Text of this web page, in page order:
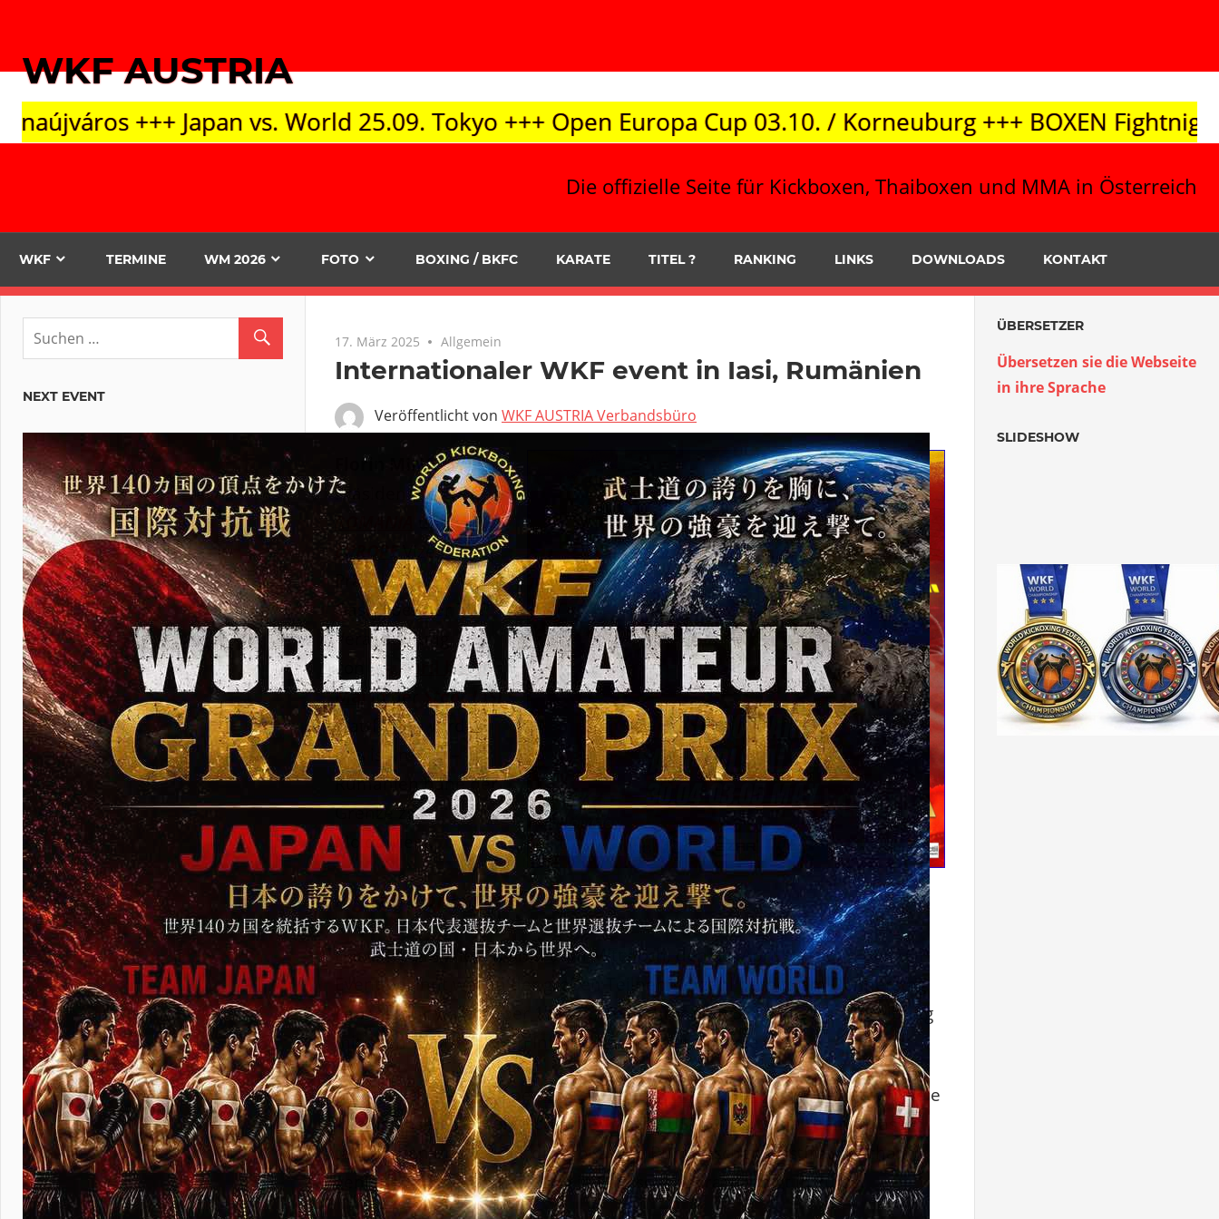
springen
WKF AUSTRIA
Japan vs. World 25.09. Tokyo +++ Open Europa Cup 03.10. / Korneuburg +++ BOXEN Fightnight 10.10. /
Die offizielle Seite für Kickboxen, Thaiboxen und MMA in Österreich
WKF TERMINE WM 2026 FOTO BOXING / BKFC KARATE TITEL ? RANKING LINKS DOWNLOADS KONTAKT
17. März 2025 Allgemein
Internationaler WKF event in Iasi, Rumänien
Veröffentlicht von WKF AUSTRIA Verbandsbüro
Florin MINAals
Präsident derWKF
ROMANIA
undWKF
EUROPE Vize-
Präsident ist
Gastgeber der TOP
Veranstaltung, die
von 30. April bis 03.
Mai in der
Stadt IASI
stattfinden wird.
Das ist in OST –
Rumänien nahe der
Grenze zu
Moldawien .
Fighters of Legend
Das offizielle Wiegen findet am Mittwoch, den 30. April statt und der TOP
Event beginnt wegen der großen Teilnehmerzahl bereits am Donnerstag.
Letztes Jahr waren über 1.000 (!) Teilnehmer am Start. Die Ausschreibung
mit allen erforderlichen Informationen folgt in kürze.
Im Hinblick auf die SuperEuropameisterschaft 22. bis 29. Juniwerden viele
Teams unseresÖsterreichischen WKF AUSTRIA Nationalteamin Iasi
teilnehmen und wieder die großartige Rumänischen Gastfreundschaft
genießen. Die Ausschreibung in Englischer Sprache folgt in kürze.
NEXT EVENT
ÜBERSETZER
Übersetzen sie die Webseite
in ihre Sprache
SLIDESHOW